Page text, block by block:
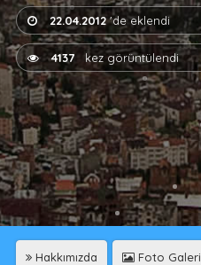
22.04.2012'de eklendi
4137kez görüntülendi
Hakkımızda Foto Galeri